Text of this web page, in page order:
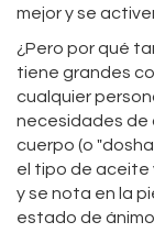
mejor y se
¿Pero por qué
tiene grandes
cualquier
necesidades de
cuerpo (o
el tipo de aceite
y se nota en la
estado de ánimo.